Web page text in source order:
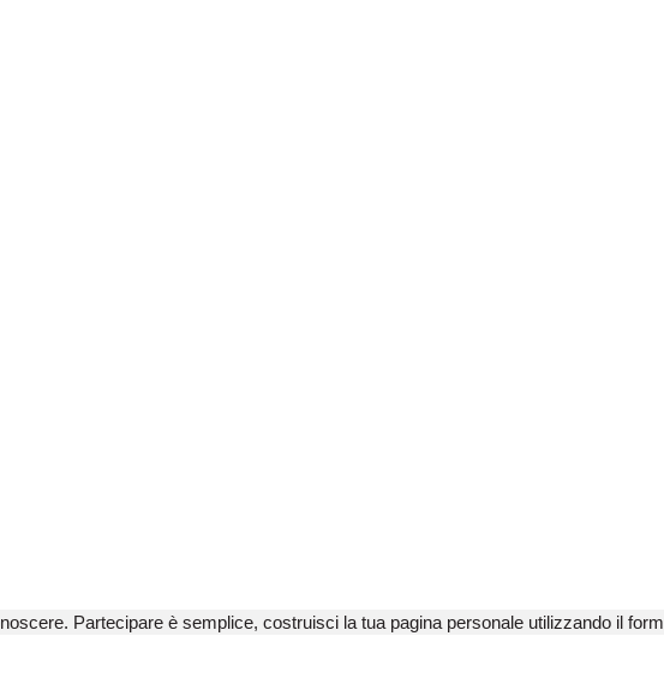
Partecipare è semplice, costruisci la tua pagina personale utilizzando il form